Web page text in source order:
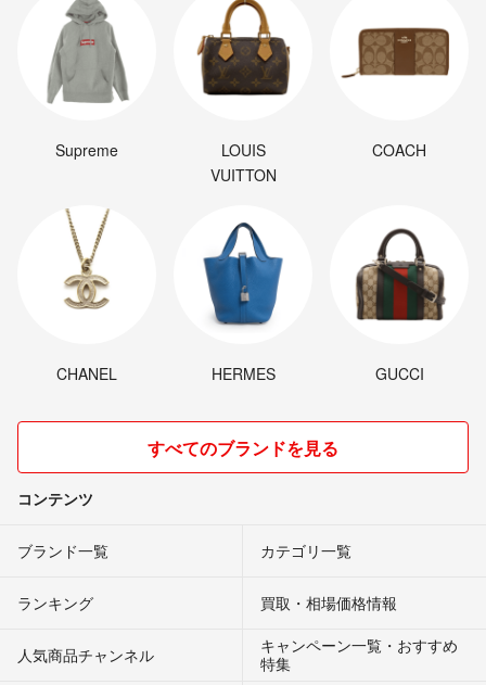
Supreme
LOUIS
VUITTON
COACH
CHANEL HERMES GUCCI
すべてのブランドを見る
コンテンツ
ブランド一覧 カテゴリ一覧
ランキング 買取・相場価格情報
人気商品チャンネル
キャンペーン一覧・おすすめ
特集